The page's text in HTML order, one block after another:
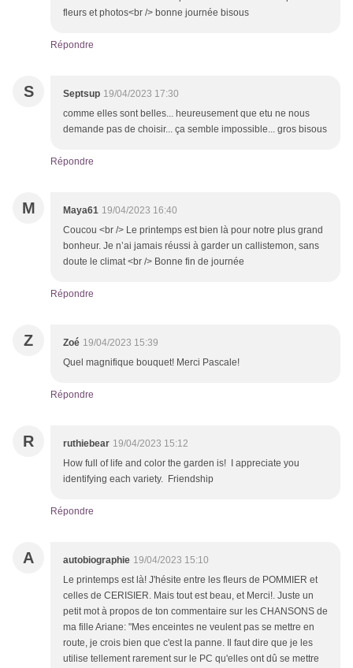
fleurs et photos<br /> bonne journée bisous
Répondre
S Septsup 19/04/2023 17:30
comme elles sont belles... heureusement que etu ne nous
demande pas de choisir... ça semble impossible... gros bisous
Répondre
M Maya61 19/04/2023 16:40
Coucou <br /> Le printemps est bien là pour notre plus grand
bonheur. Je n’ai jamais réussi à garder un callistemon, sans
doute le climat <br /> Bonne fin de journée
Répondre
Z Zoé 19/04/2023 15:39
Quel magnifique bouquet! Merci Pascale!
Répondre
R ruthiebear 19/04/2023 15:12
How full of life and color the garden is! I appreciate you
identifying each variety. Friendship
Répondre
A autobiographie 19/04/2023 15:10
Le printemps est là! J'hésite entre les fleurs de POMMIER et
celles de CERISIER. Mais tout est beau, et Merci!. Juste un
petit mot à propos de ton commentaire sur les CHANSONS de
ma fille Ariane: "Mes enceintes ne veulent pas se mettre en
route, je crois bien que c'est la panne. Il faut dire que je les
utilise tellement rarement sur le PC qu'elles ont dû se mettre